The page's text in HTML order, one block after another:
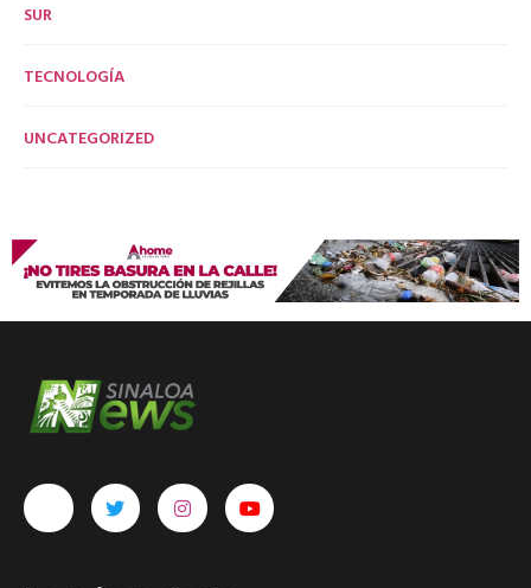
SUR
TECNOLOGÍA
UNCATEGORIZED